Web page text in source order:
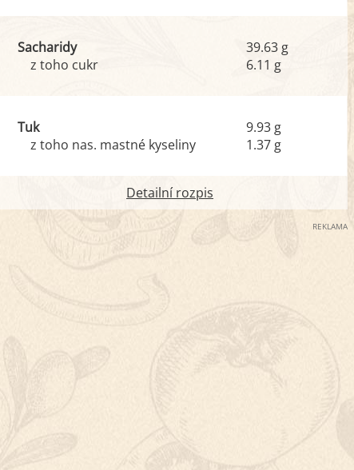
Sacharidy
z toho cukr
39.63 g
6.11 g
Tuk
z toho nas. mastné kyseliny
9.93 g
1.37 g
Detailní rozpis
REKLAMA